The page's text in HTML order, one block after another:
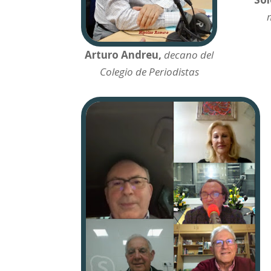
Arturo Andreu, decano del
Colegio de Periodistas